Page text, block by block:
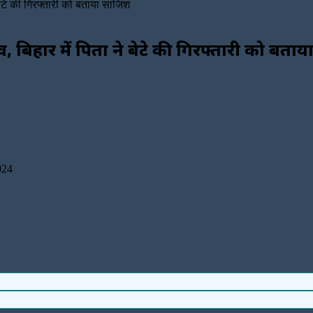
गिरफ्तारी को बताया साजिश
में पिता ने बेटे की गिरफ्तारी को